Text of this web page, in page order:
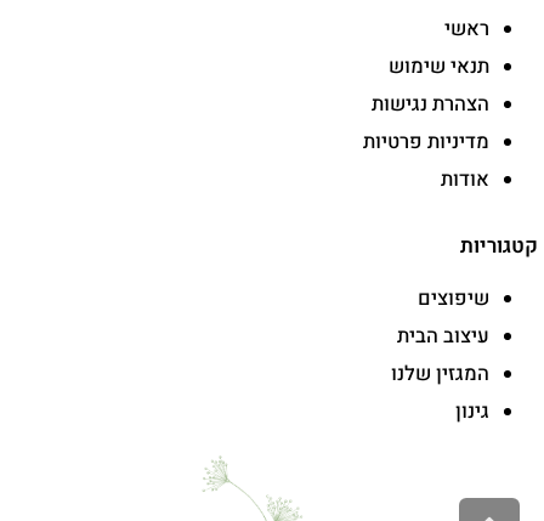
ראשי
תנאי שימוש
הצהרת נגישות
מדיניות פרטיות
אודות
קטגוריות
שיפוצים
עיצוב הבית
המגזין שלנו
גינון